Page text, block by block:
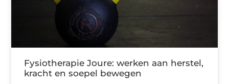
Fysiotherapie Joure: werken aan herstel,
kracht en soepel bewegen